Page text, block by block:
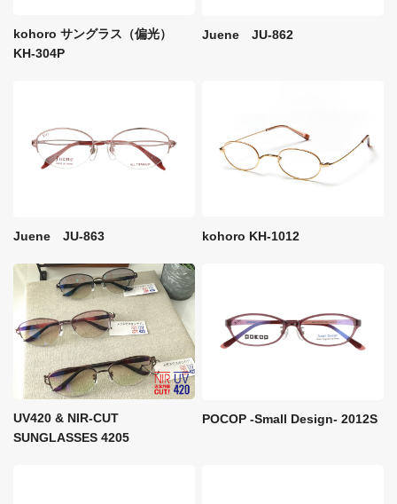
kohoro サングラス（偏光）
KH-304P
Juene JU-862
Juene JU-863 kohoro KH-1012
UV420 & NIR-CUT
SUNGLASSES 4205
POCOP -Small Design- 2012S